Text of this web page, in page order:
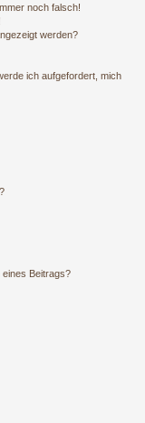
noch falsch!
werden?
ich aufgefordert, mich
eines Beitrags?